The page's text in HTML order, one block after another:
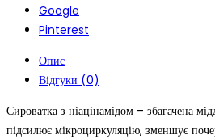
Google
Pinterest
Опис
Відгуки (0)
Сироватка з ніацінамідом – збагачена
підсилює мікроциркуляцію, зменшує